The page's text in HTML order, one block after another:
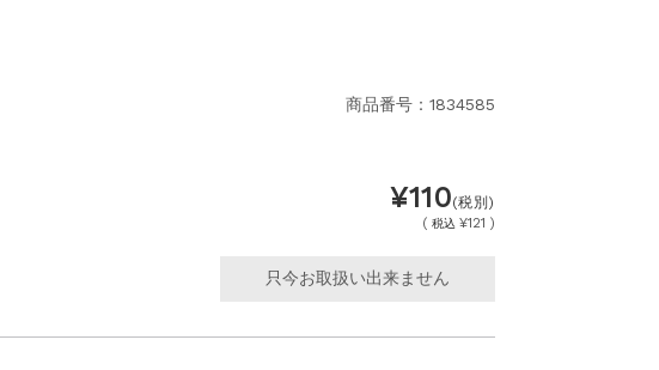
商品番号：1834585
¥110(税別)
( 税込 ¥121 )
只今お取扱い出来ません